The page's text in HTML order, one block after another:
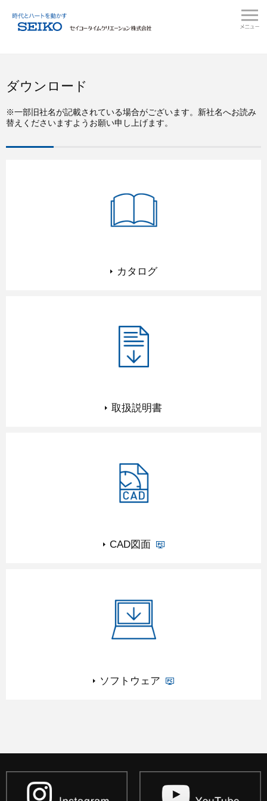
ダウンロード
※⼀部旧社名が記載されている場合がございます。新社名へお読み
替えくださいますようお願い申し上げます。
カタログ
取扱説明書
CAD図面 PCサイトに遷移
ソフトウェア